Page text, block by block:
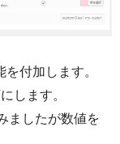
付加します。
します。
ましたが数値を